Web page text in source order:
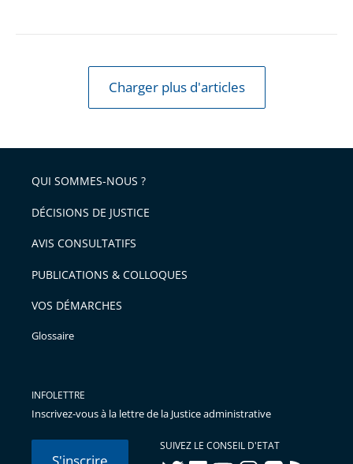
Charger plus d'articles
QUI SOMMES-NOUS ?
DÉCISIONS DE JUSTICE
AVIS CONSULTATIFS
PUBLICATIONS & COLLOQUES
VOS DÉMARCHES
Glossaire
INFOLETTRE
Inscrivez-vous à la lettre de la Justice administrative
S'inscrire
SUIVEZ LE CONSEIL D'ETAT